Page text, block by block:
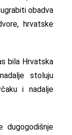
obadva
hrvatske
bila Hrvatska
stoluju
i nadalje
dugogodišnje